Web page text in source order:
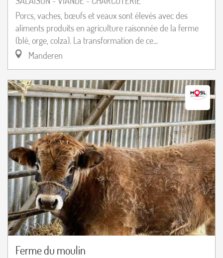
Porcs, vaches, bœufs et veaux sont élevés avec des
aliments produits en agriculture raisonnée de la ferme
(blé, orge, colza). La transformation de ce...
Manderen
Ferme du moulin